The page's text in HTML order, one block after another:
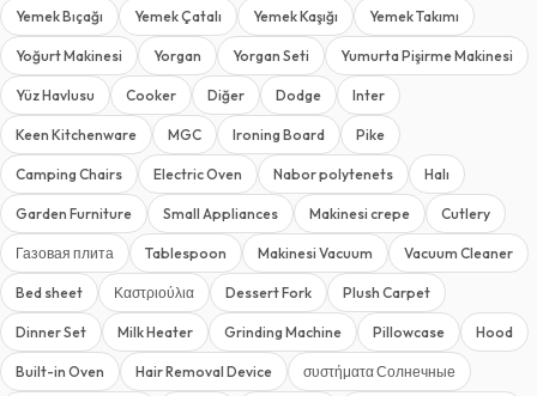
Yemek Bıçağı Yemek Çatalı Yemek Kaşığı Yemek Takımı
Yoğurt Makinesi Yorgan Yorgan Seti Yumurta Pişirme Makinesi
Yüz Havlusu Cooker Diğer Dodge Inter
Keen Kitchenware MGC Ironing Board Pike
Camping Chairs Electric Oven Nabor polytenets Halı
Garden Furniture Small Appliances Makinesi crepe Cutlery
Газовая плита Tablespoon Makinesi Vacuum Vacuum Cleaner
Bed sheet Καστριούλια Dessert Fork Plush Carpet
Dinner Set Milk Heater Grinding Machine Pillowcase Hood
Built-in Oven Hair Removal Device συστήματα Солнечные